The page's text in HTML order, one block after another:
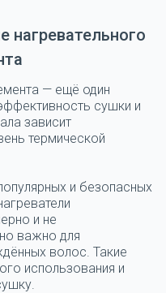
нагревательного
— ещё один
сушки и
зависит
термической
и безопасных
и не
важно для
волос. Такие
использования и